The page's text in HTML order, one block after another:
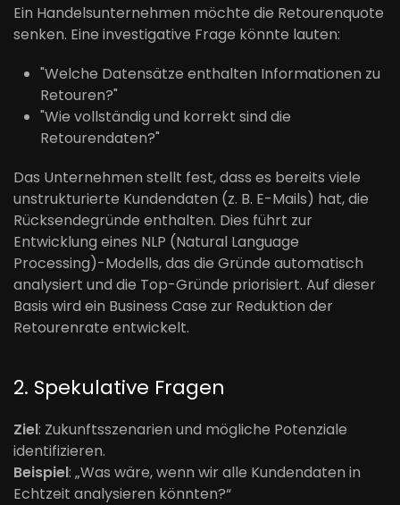
Ein Handelsunternehmen möchte die Retourenquote
senken. Eine investigative Frage könnte lauten:
"Welche Datensätze enthalten Informationen zu
Retouren?"
"Wie vollständig und korrekt sind die
Retourendaten?"
Das Unternehmen stellt fest, dass es bereits viele
unstrukturierte Kundendaten (z. B. E-Mails) hat, die
Rücksendegründe enthalten. Dies führt zur
Entwicklung eines NLP (Natural Language
Processing)-Modells, das die Gründe automatisch
analysiert und die Top-Gründe priorisiert. Auf dieser
Basis wird ein Business Case zur Reduktion der
Retourenrate entwickelt.
2. Spekulative Fragen
Ziel: Zukunftsszenarien und mögliche Potenziale
identifizieren.
Beispiel: „Was wäre, wenn wir alle Kundendaten in
Echtzeit analysieren könnten?“